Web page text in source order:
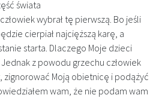
świata
wybrał tę pierwszą. Bo jeśli
cierpiał najcięższą karę, a
starta. Dlaczego Moje dzieci
z powodu grzechu człowiek
zignorować Moją obietnicę i podążyć
wam, że nie podam wam